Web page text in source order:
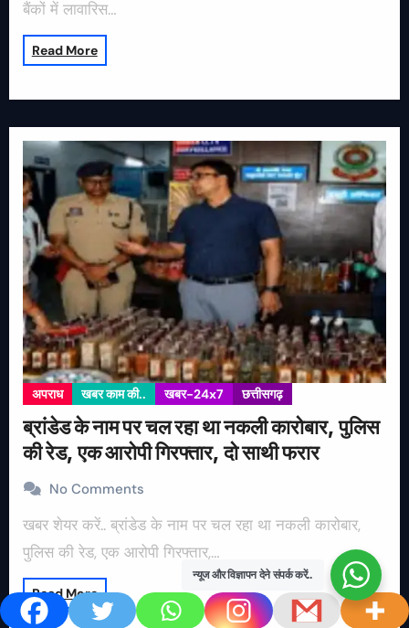
बैंकों में लावारिस…
Read More
अपराध खबर काम की.. खबर-24x7 छत्तीसगढ़
ब्रांडेड के नाम पर चल रहा था नकली कारोबार, पुलिस
की रेड, एक आरोपी गिरफ्तार, दो साथी फरार
No Comments
खबर शेयर करें.. ब्रांडेड के नाम पर चल रहा था नकली कारोबार,
पुलिस की रेड, एक आरोपी गिरफ्तार,…
Read More
न्यूज और विज्ञापन देने संपर्क करें..